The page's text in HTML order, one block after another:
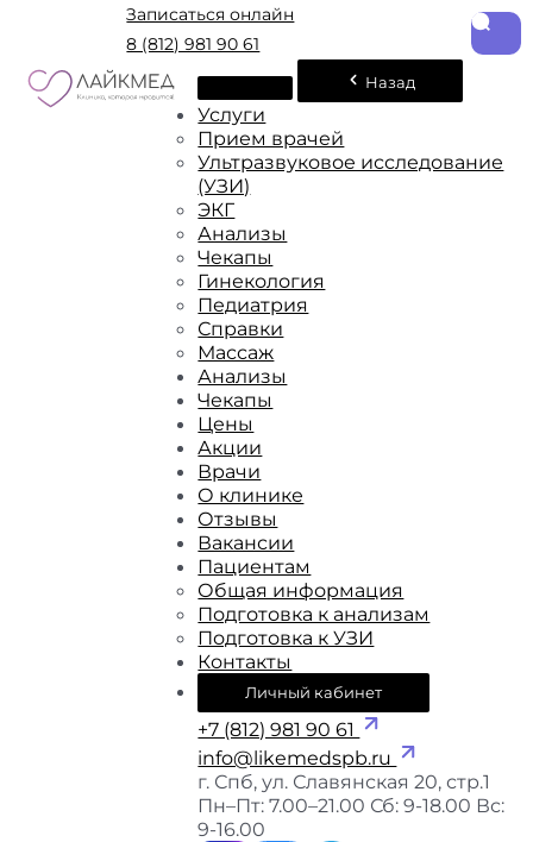
Записаться онлайн
8 (812) 981 90 61
Назад
Услуги
Прием врачей
Ультразвуковое исследование
(УЗИ)
ЭКГ
Анализы
Чекапы
Гинекология
Педиатрия
Справки
Массаж
Анализы
Чекапы
Цены
Акции
Врачи
О клинике
Отзывы
Вакансии
Пациентам
Общая информация
Подготовка к анализам
Подготовка к УЗИ
Контакты
Личный кабинет
+7 (812) 981 90 61
info@likemedspb.ru
г. Спб, ул. Славянская 20, стр.1
Пн–Пт: 7.00–21.00 Сб: 9-18.00 Вс:
9-16.00